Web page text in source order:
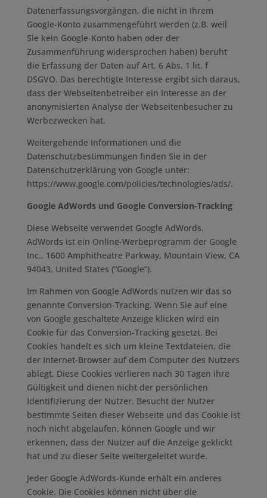
Datenerfassungsvorgängen, die nicht in Ihrem
Google-Konto zusammengeführt werden (z.B. weil
Sie kein Google-Konto haben oder der
Zusammenführung widersprochen haben) beruht
die Erfassung der Daten auf Art. 6 Abs. 1 lit. f
DSGVO. Das berechtigte Interesse ergibt sich daraus,
dass der Webseitenbetreiber ein Interesse an der
anonymisierten Analyse der Webseitenbesucher zu
Werbezwecken hat.
Weitergehende Informationen und die
Datenschutzbestimmungen finden Sie in der
Datenschutzerklärung von Google unter:
https://www.google.com/policies/technologies/ads/.
Google AdWords und Google Conversion-Tracking
Diese Webseite verwendet Google AdWords.
AdWords ist ein Online-Werbeprogramm der Google
Inc., 1600 Amphitheatre Parkway, Mountain View, CA
94043, United States (“Google”).
Im Rahmen von Google AdWords nutzen wir das so
genannte Conversion-Tracking. Wenn Sie auf eine
von Google geschaltete Anzeige klicken wird ein
Cookie für das Conversion-Tracking gesetzt. Bei
Cookies handelt es sich um kleine Textdateien, die
der Internet-Browser auf dem Computer des Nutzers
ablegt. Diese Cookies verlieren nach 30 Tagen ihre
Gültigkeit und dienen nicht der persönlichen
Identifizierung der Nutzer. Besucht der Nutzer
bestimmte Seiten dieser Webseite und das Cookie ist
noch nicht abgelaufen, können Google und wir
erkennen, dass der Nutzer auf die Anzeige geklickt
hat und zu dieser Seite weitergeleitet wurde.
Jeder Google AdWords-Kunde erhält ein anderes
Cookie. Die Cookies können nicht über die